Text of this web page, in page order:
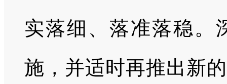
实落细、落准落稳。
施，并适时再推出新